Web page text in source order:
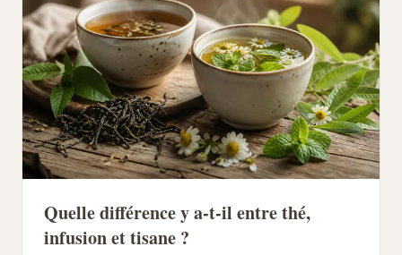
Quelle différence y a-t-il entre thé,
infusion et tisane ?